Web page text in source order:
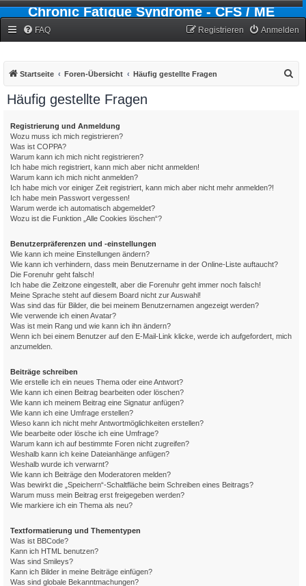
Chronic Fatigue Syndrome - CFS / ME
FAQ Anmelden
Registrieren
Startseite Foren-Übersicht Häufig gestellte Fragen
Häufig gestellte Fragen
Registrierung und Anmeldung
Wozu muss ich mich registrieren?
Was ist COPPA?
Warum kann ich mich nicht registrieren?
Ich habe mich registriert, kann mich aber nicht anmelden!
Warum kann ich mich nicht anmelden?
Ich habe mich vor einiger Zeit registriert, kann mich aber nicht mehr anmelden?!
Ich habe mein Passwort vergessen!
Warum werde ich automatisch abgemeldet?
Wozu ist die Funktion „Alle Cookies löschen“?
Benutzerpräferenzen und -einstellungen
Wie kann ich meine Einstellungen ändern?
Wie kann ich verhindern, dass mein Benutzername in der Online-Liste auftaucht?
Die Forenuhr geht falsch!
Ich habe die Zeitzone eingestellt, aber die Forenuhr geht immer noch falsch!
Meine Sprache steht auf diesem Board nicht zur Auswahl!
Was sind das für Bilder, die bei meinem Benutzernamen angezeigt werden?
Wie verwende ich einen Avatar?
Was ist mein Rang und wie kann ich ihn ändern?
Wenn ich bei einem Benutzer auf den E-Mail-Link klicke, werde ich aufgefordert, mich
anzumelden.
Beiträge schreiben
Wie erstelle ich ein neues Thema oder eine Antwort?
Wie kann ich einen Beitrag bearbeiten oder löschen?
Wie kann ich meinem Beitrag eine Signatur anfügen?
Wie kann ich eine Umfrage erstellen?
Wieso kann ich nicht mehr Antwortmöglichkeiten erstellen?
Wie bearbeite oder lösche ich eine Umfrage?
Warum kann ich auf bestimmte Foren nicht zugreifen?
Weshalb kann ich keine Dateianhänge anfügen?
Weshalb wurde ich verwarnt?
Wie kann ich Beiträge den Moderatoren melden?
Was bewirkt die „Speichern“-Schaltfläche beim Schreiben eines Beitrags?
Warum muss mein Beitrag erst freigegeben werden?
Wie markiere ich ein Thema als neu?
Textformatierung und Thementypen
Was ist BBCode?
Kann ich HTML benutzen?
Was sind Smileys?
Kann ich Bilder in meine Beiträge einfügen?
Was sind globale Bekanntmachungen?